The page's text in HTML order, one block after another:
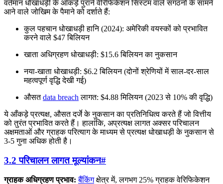
वर्तमान धोखाधड़ी के आँकड़े पुराने वेरिफिकेशन सिस्टम वाले संगठनों के सामने
आने वाले जोखिम के पैमाने को दर्शाते हैं:
कुल पहचान धोखाधड़ी हानि (2024): अमेरिकी वयस्कों को प्रभावित
करने वाले $47 बिलियन
खाता अधिग्रहण धोखाधड़ी: $15.6 बिलियन का नुकसान
नया-खाता धोखाधड़ी: $6.2 बिलियन (दोनों श्रेणियों में साल-दर-साल
महत्वपूर्ण वृद्धि देखी गई)
औसतdata breach लागत: $4.88 मिलियन (2023 से 10% की वृद्धि)
ये आँकड़े प्रत्यक्ष, औसत दर्जे के नुकसान का प्रतिनिधित्व करते हैं जो वित्तीय
को तुरंत प्रभावित करते हैं। हालांकि, अप्रत्यक्ष लागत अक्सर परिचालन
अक्षमताओं और ग्राहक परित्याग के माध्यम से प्रत्यक्ष धोखाधड़ी के नुकसान से
3-5 गुना अधिक होती है।
3.2 परिचालन लागत मूल्यांकन#
ग्राहक अधिग्रहण प्रभाव: बैंकिंगक्षेत्र में, लगभग 25% ग्राहक वेरिफिकेशन